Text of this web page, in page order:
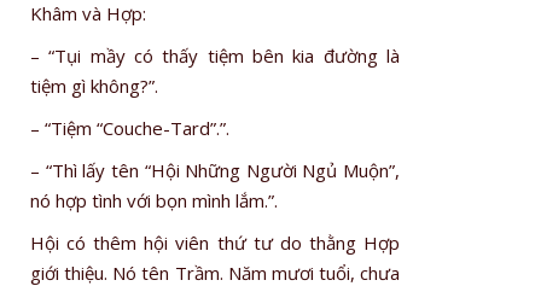
Khâm và Hợp:
– “Tụi mầy có thấy tiệm bên kia đường là
tiệm gì không?”.
– “Tiệm “Couche-Tard”.”.
– “Thì lấy tên “Hội Những Người Ngủ Muộn”,
nó hợp tình với bọn mình lắm.”.
Hội có thêm hội viên thứ tư do thằng Hợp
giới thiệu. Nó tên Trầm. Năm mươi tuổi, chưa